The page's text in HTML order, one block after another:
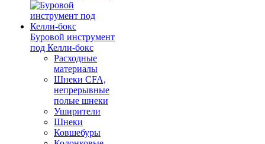
Буровой инструмент
под Келли-бокс
Расходные
материалы
Шнеки CFA,
непрерывные
полые шнеки
Уширители
Шнеки
Ковшебуры